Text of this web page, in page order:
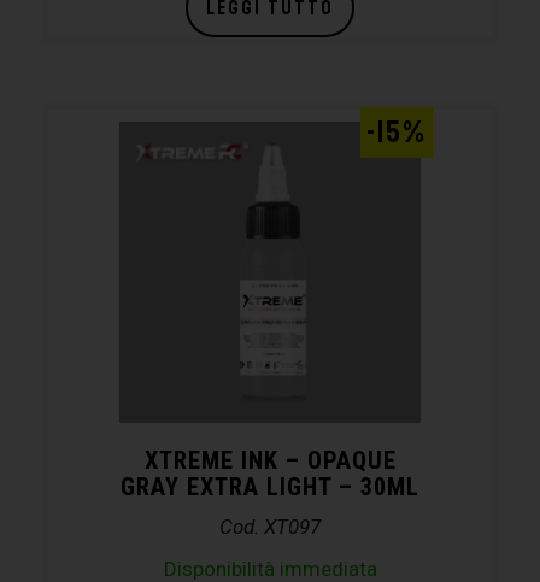
LEGGI TUTTO
XTREME INK – OPAQUE
GRAY EXTRA LIGHT – 30ML
Cod. XT097
Disponibilità immediata
-15%